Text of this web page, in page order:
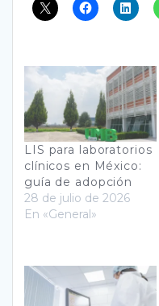
LIS para laboratorios
clínicos en México:
guía de adopción
28 de julio de 2026
En «General»